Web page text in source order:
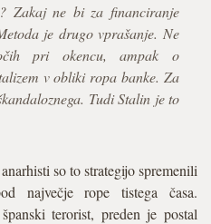
Zakaj ne bi za financiranje
je drugo vprašanje. Ne
pri okencu, ampak o
v obliki ropa banke. Za
Tudi Stalin je to
so to strategijo spremenili
največje rope tistega časa.
terorist, preden je postal